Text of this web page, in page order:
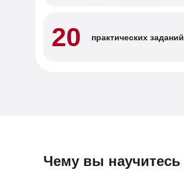
20 практических заданий
Чему вы научитесь